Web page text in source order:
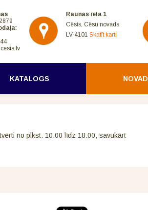
Raunas iela 1
Cēsis, Cēsu novads
LV-4101 Skatīt karti
KATALOGS
no plkst. 10.00 līdz 18.00, savukārt